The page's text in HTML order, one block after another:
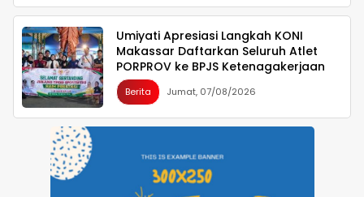
Umiyati Apresiasi Langkah KONI
Makassar Daftarkan Seluruh Atlet
PORPROV ke BPJS Ketenagakerjaan
Berita Jumat, 07/08/2026